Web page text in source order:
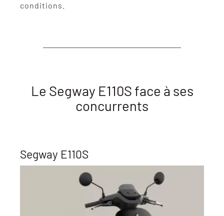
conditions.
Le Segway E110S face à ses
concurrents
Segway E110S